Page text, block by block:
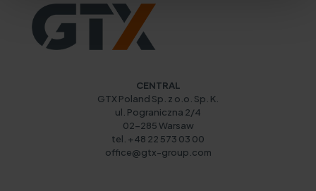
CENTRAL
GTX Poland Sp. z o.o. Sp. K.
ul. Pograniczna 2/4
02-285 Warsaw
tel. +48 22 573 03 00
office@gtx-group.com